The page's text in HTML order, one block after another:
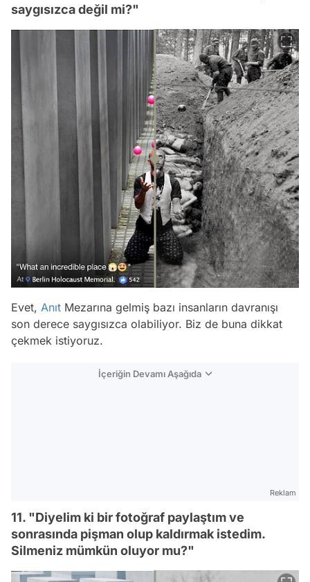
saygısızca değil mi?"
Evet, Anıt Mezarına gelmiş bazı insanların davranışı
son derece saygısızca olabiliyor. Biz de buna dikkat
çekmek istiyoruz.
İçeriğin Devamı Aşağıda
Reklam
11. "Diyelim ki bir fotoğraf paylaştım ve
sonrasında pişman olup kaldırmak istedim.
Silmeniz mümkün oluyor mu?"